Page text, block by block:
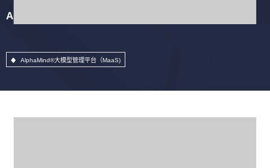
AlphaMind®大模型管理平台（MaaS)
AlphaMind®大模型管理平台（MaaS)